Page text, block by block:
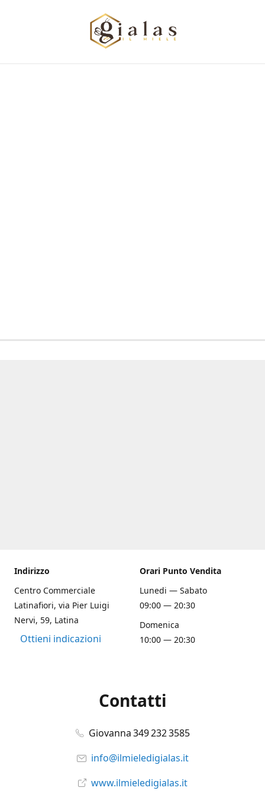
Indirizzo
Centro Commerciale
Latinafiori, via Pier Luigi
Nervi, 59, Latina
Ottieni indicazioni
Orari Punto Vendita
Lunedi — Sabato
09:00 — 20:30
Domenica
10:00 — 20:30
Contatti
Giovanna 349 232 3585
info@ilmieledigialas.it
www.ilmieledigialas.it